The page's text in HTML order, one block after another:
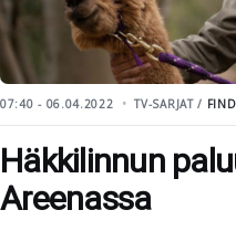
07:40 - 06.04.2022 TV-SARJAT /
Häkkilinnun
Areenassa